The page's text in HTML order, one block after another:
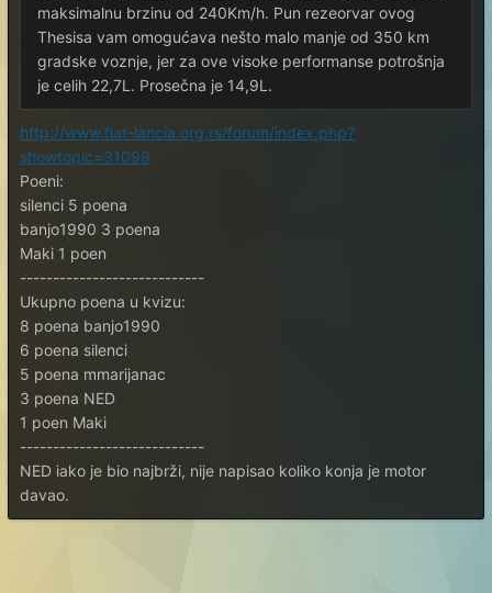
maksimalnu brzinu od 240Km/h. Pun rezeorvar ovog
Thesisa vam omogućava nešto malo manje od 350 km
gradske voznje, jer za ove visoke performanse potrošnja
je celih 22,7L. Prosečna je 14,9L.
http://www.fiat-lancia.org.rs/forum/index.php?
showtopic=31098
Poeni:
silenci 5 poena
banjo1990 3 poena
Maki 1 poen
----------------------------
Ukupno poena u kvizu:
8 poena banjo1990
6 poena silenci
5 poena mmarijanac
3 poena NED
1 poen Maki
----------------------------
NED iako je bio najbrži, nije napisao koliko konja je motor
davao.